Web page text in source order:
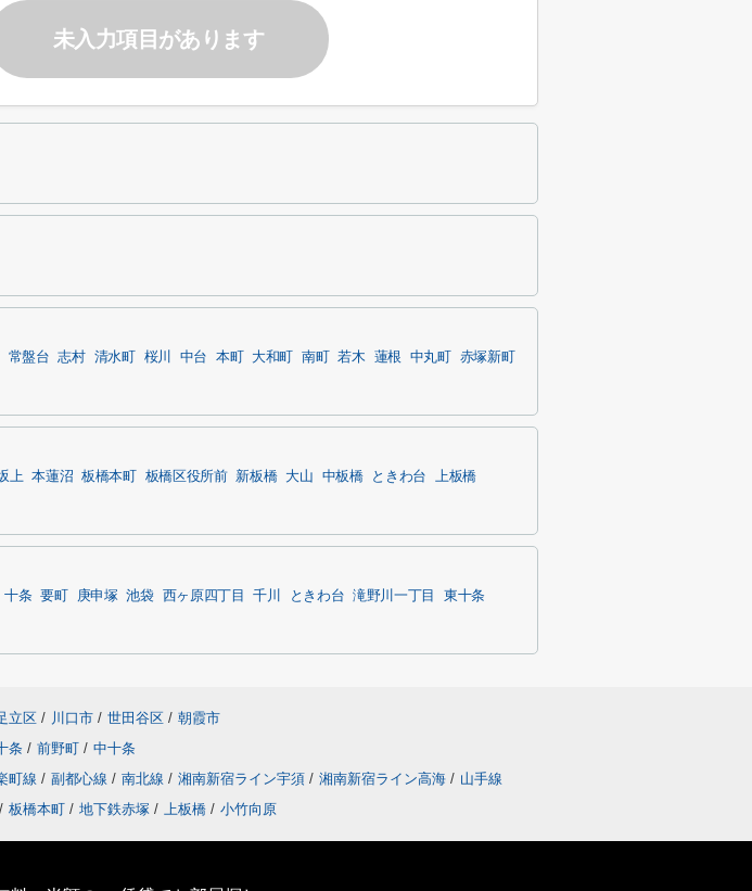
未入力項目があります
常盤台 志村 清水町 桜川 中台 本町 大和町 南町 若木 蓮根 中丸町
赤塚新町
上 本蓮沼 板橋本町 板橋区役所前 新板橋 大山 中板橋 ときわ台
上板橋
十条 要町 庚申塚 池袋 西ヶ原四丁目 千川 ときわ台 滝野川一丁目
東十条
立区 / 川口市 / 世田谷区 / 朝霞市
条 / 前野町 / 中十条
町線 / 副都心線 / 南北線 / 湘南新宿ライン宇須 / 湘南新宿ライン高海 / 山手線
/ 板橋本町 / 地下鉄赤塚 / 上板橋 / 小竹向原